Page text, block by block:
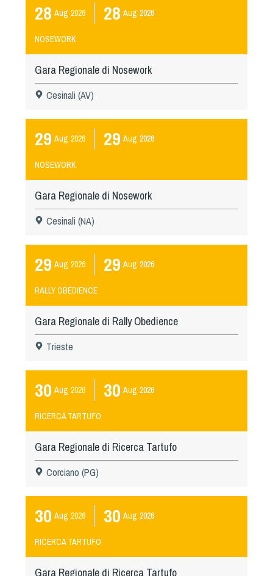
28 Aug 2026 28 Aug 2026
NOSEWORK
Gara Regionale di Nosework
Cesinali (AV)
29 Aug 2026 29 Aug 2026
NOSEWORK
Gara Regionale di Nosework
Cesinali (NA)
29 Aug 2026 29 Aug 2026
RALLY OBEDIENCE
Gara Regionale di Rally Obedience
Trieste
30 Aug 2026 30 Aug 2026
RICERCA TARTUFO
Gara Regionale di Ricerca Tartufo
Corciano (PG)
30 Aug 2026 30 Aug 2026
RICERCA TARTUFO
Gara Regionale di Ricerca Tartufo